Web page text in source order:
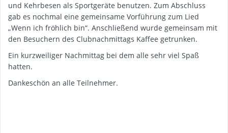
und Kehrbesen als Sportgeräte benutzen. Zum Abschluss
gab es nochmal eine gemeinsame Vorführung zum Lied
„Wenn ich fröhlich bin“. Anschließend wurde gemeinsam mit
den Besuchern des Clubnachmittags Kaffee getrunken.
Ein kurzweiliger Nachmittag bei dem alle sehr viel Spaß
hatten.
Dankeschön an alle Teilnehmer.